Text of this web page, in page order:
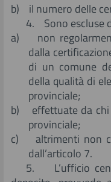
b) il numero delle
4. Sono escluse
a) non
dalla
di un comune
della qualità di
provinciale;
b) effettuate da chi
provinciale;
c) altrimenti non
dall’articolo 7.
5. L’ufficio